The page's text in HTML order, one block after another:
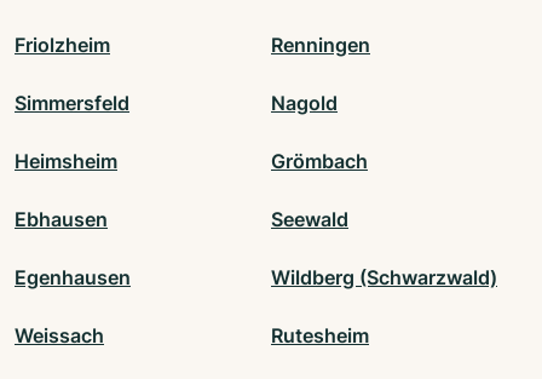
Friolzheim Renningen
Simmersfeld Nagold
Heimsheim Grömbach
Ebhausen Seewald
Egenhausen Wildberg (Schwarzwald)
Weissach Rutesheim